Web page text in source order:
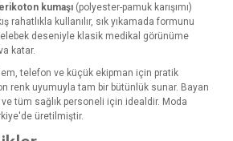
kumaşı (polyester-pamuk karışımı)
rahatlıkla kullanılır, sık yıkamada formunu
deseniyle klasik medikal görünüme
katar.
telefon ve küçük ekipman için pratik
renk uyumuyla tam bir bütünlük sunar. Bayan
ve tüm sağlık personeli için idealdir. Moda
üretilmiştir.